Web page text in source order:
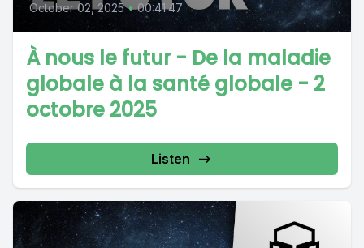
October 02, 2025 • 00:41:47
À nous le futur - De la maladie
globale à la santé globale - 2
octobre 2025
Listen